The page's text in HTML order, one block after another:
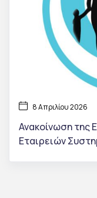
8 Απριλίου 2026
Ανακοίνωση της
Εταιρειών